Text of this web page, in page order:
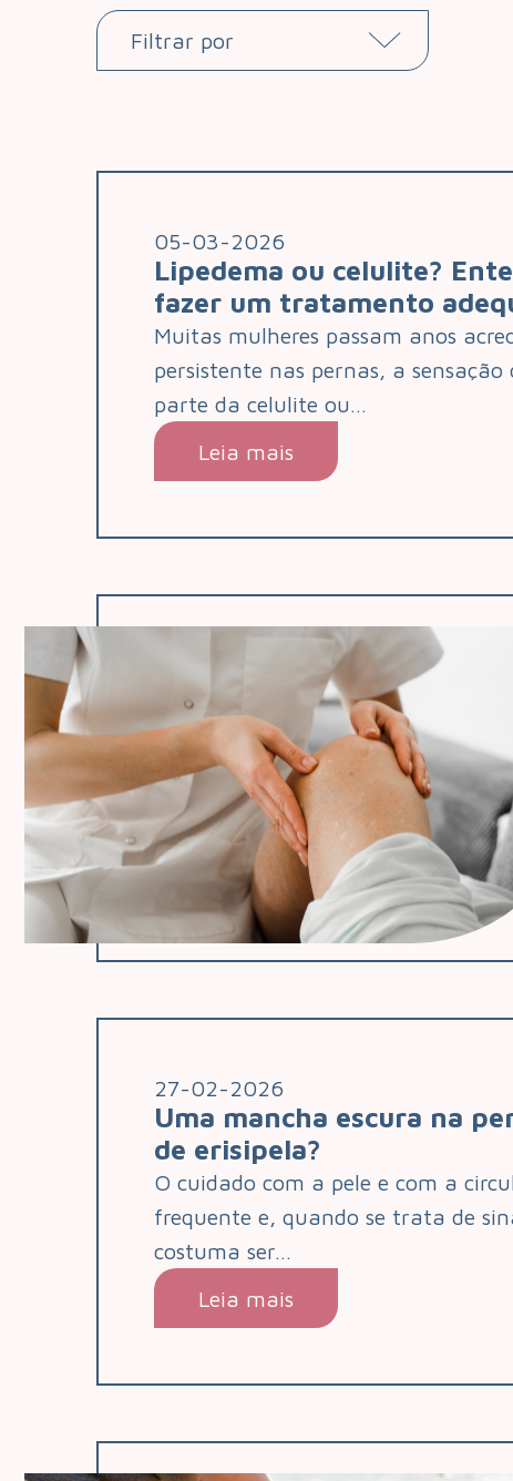
05-03-2026
Lipedema ou celulite?
fazer um tratamento
Muitas mulheres passam anos
persistente nas pernas, a
parte da celulite ou…
Leia mais
27-02-2026
Uma mancha escura na
de erisipela?
O cuidado com a pele e com a
frequente e, quando se trata de
costuma ser…
Leia mais